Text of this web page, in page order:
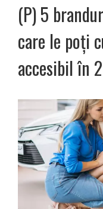
(P) 5
care le poți
accesibil în